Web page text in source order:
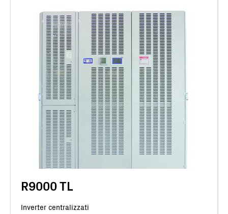
R9000 TL
Inverter centralizzati